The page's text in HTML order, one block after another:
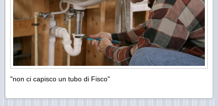
"non ci capisco un tubo di Fisco"